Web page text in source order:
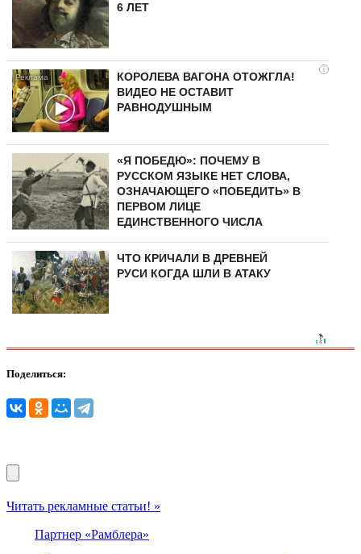
6 ЛЕТ
i
КОРОЛЕВА ВАГОНА ОТОЖГЛА!
ВИДЕО НЕ ОСТАВИТ
РАВНОДУШНЫМ
«Я ПОБЕДЮ»: ПОЧЕМУ В
РУССКОМ ЯЗЫКЕ НЕТ СЛОВА,
ОЗНАЧАЮЩЕГО «ПОБЕДИТЬ» В
ПЕРВОМ ЛИЦЕ
ЕДИНСТВЕННОГО ЧИСЛА
ЧТО КРИЧАЛИ В ДРЕВНЕЙ
РУСИ КОГДА ШЛИ В АТАКУ
Поделиться:
Читать рекламные статьи! »
Партнер «Рамблера»